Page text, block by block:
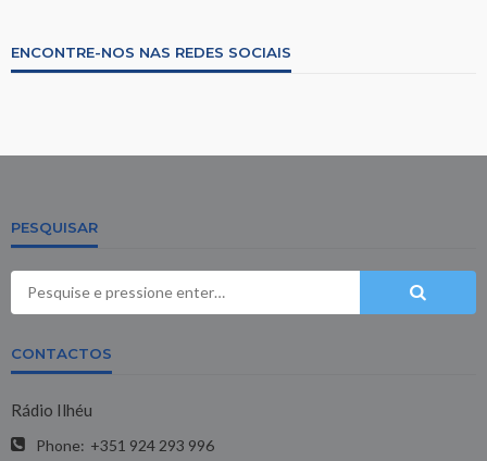
ENCONTRE-NOS NAS REDES SOCIAIS
PESQUISAR
CONTACTOS
Rádio Ilhéu
Phone: +351 924 293 996